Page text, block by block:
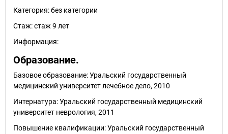
Категория:без категории
Стаж:стаж 9 лет
Информация:
Образование.
Базовое образование: Уральский государственный
медицинский университет лечебное дело, 2010
Интернатура: Уральский государственный медицинский
университет неврология, 2011
Повышение квалификации: Уральский государственный